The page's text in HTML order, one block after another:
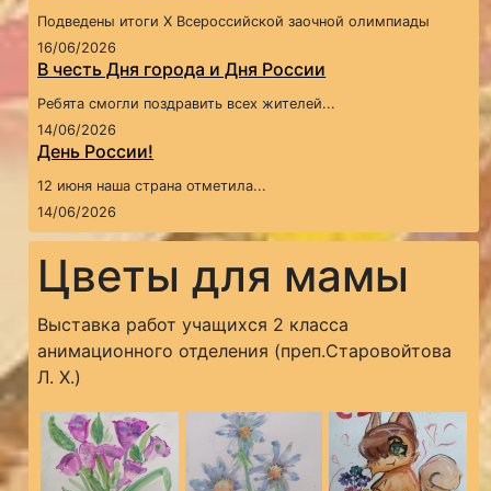
Подведены итоги X Всероссийской заочной олимпиады
16/06/2026
В честь Дня города и Дня России
Ребята смогли поздравить всех жителей...
14/06/2026
День России!
12 июня наша страна отметила...
14/06/2026
Цветы для мамы
Выставка работ учащихся 2 класса
анимационного отделения (преп.Старовойтова
Л. Х.)